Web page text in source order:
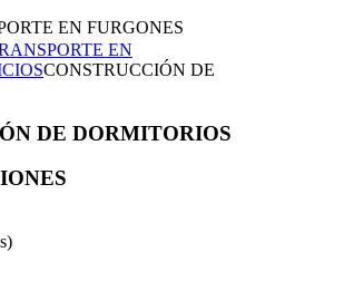
EN FURGONES
EN
CONSTRUCCIÓN DE
DE DORMITORIOS